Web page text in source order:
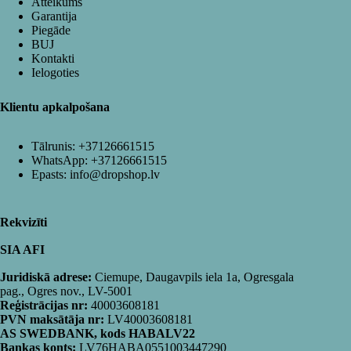
Garantija
Piegāde
BUJ
Kontakti
Ielogoties
Klientu apkalpošana
Tālrunis: +37126661515
WhatsApp: +37126661515
Epasts: info@dropshop.lv
Rekvizīti
SIA AFI
Juridiskā adrese: Ciemupe, Daugavpils iela 1a, Ogresgala
pag., Ogres nov., LV-5001
Reģistrācijas nr: 40003608181
PVN maksātāja nr: LV40003608181
AS SWEDBANK, kods HABALV22
Bankas konts: LV76HABA0551003447290